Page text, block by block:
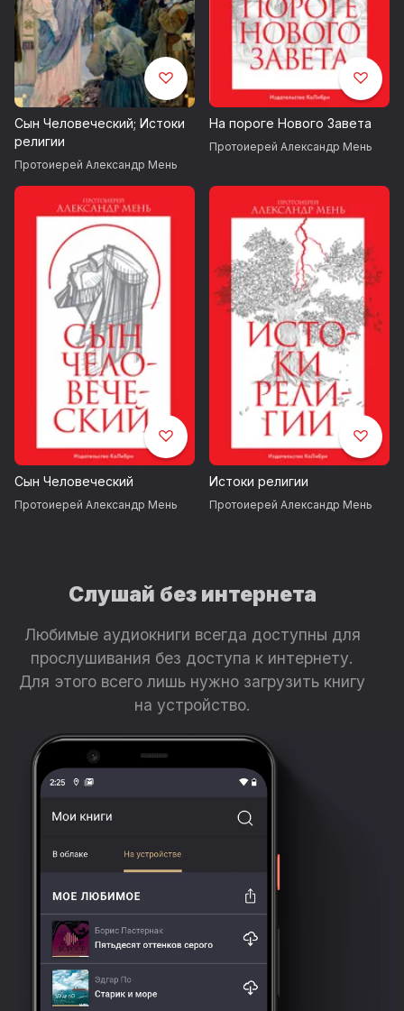
Сын Человеческий; Истоки
религии
Протоиерей Александр Мень
На пороге Нового Завета
Протоиерей Александр Мень
Сын Человеческий
Протоиерей Александр Мень
Истоки религии
Протоиерей Александр Мень
Слушай без интернета
Любимые аудиокниги всегда доступны для
прослушивания без доступа к интернету.
Для этого всего лишь нужно загрузить книгу
на устройство.